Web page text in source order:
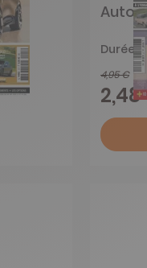
Auto
Durée
4,95 €